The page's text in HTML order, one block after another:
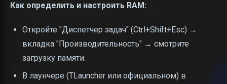
Как определить и настроить RAM:
Откройте "Диспетчер задач" (Ctrl+Shift+Esc) →
вкладка "Производительность" → смотрите
загрузку памяти.
В лаунчере (TLauncher или официальном) в